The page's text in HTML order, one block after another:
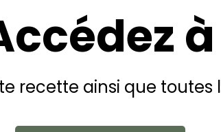
recette ainsi que